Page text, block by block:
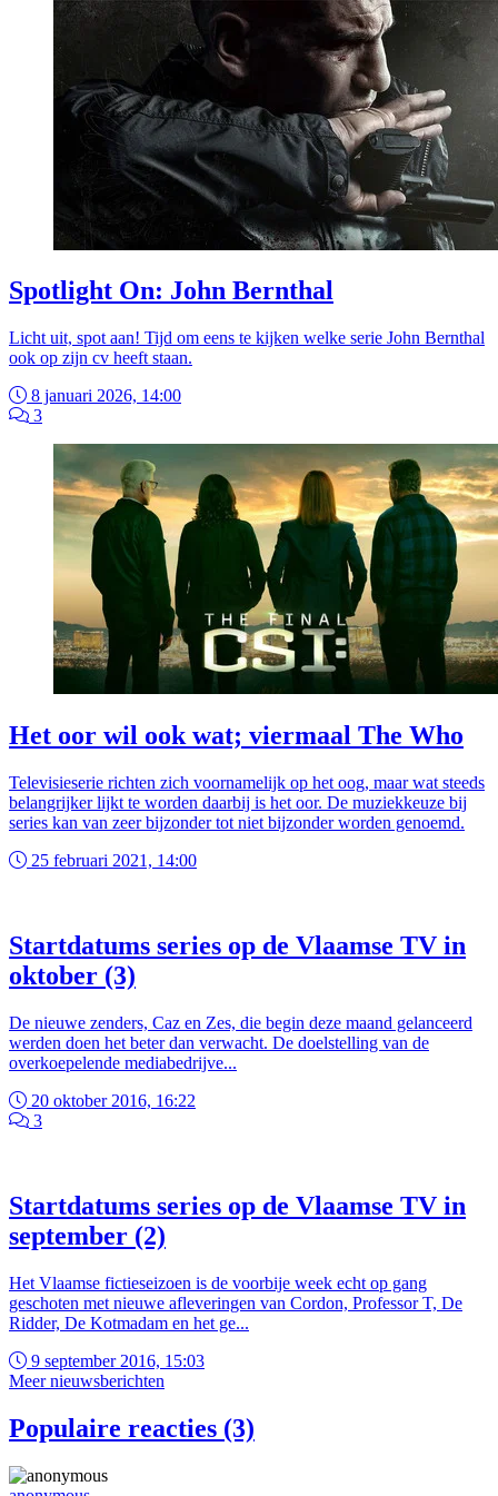
Spotlight On: John Bernthal
Licht uit, spot aan! Tijd om eens te kijken welke serie John Bernthal
ook op zijn cv heeft staan.
8 januari 2026, 14:00
3
Het oor wil ook wat; viermaal The Who
Televisieserie richten zich voornamelijk op het oog, maar wat steeds
belangrijker lijkt te worden daarbij is het oor. De muziekkeuze bij
series kan van zeer bijzonder tot niet bijzonder worden genoemd.
25 februari 2021, 14:00
Startdatums series op de Vlaamse TV in
oktober (3)
De nieuwe zenders, Caz en Zes, die begin deze maand gelanceerd
werden doen het beter dan verwacht. De doelstelling van de
overkoepelende mediabedrijve...
20 oktober 2016, 16:22
3
Startdatums series op de Vlaamse TV in
september (2)
Het Vlaamse fictieseizoen is de voorbije week echt op gang
geschoten met nieuwe afleveringen van Cordon, Professor T, De
Ridder, De Kotmadam en het ge...
9 september 2016, 15:03
Meer nieuwsberichten
Populaire reacties (3)